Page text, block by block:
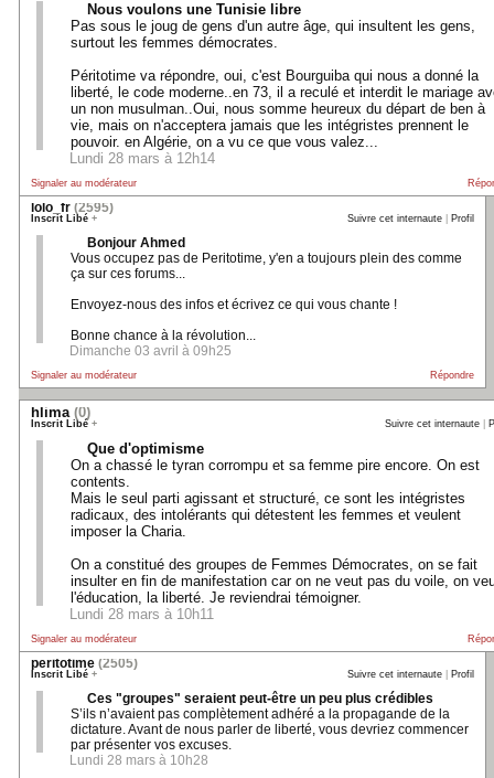
Nous voulons une Tunisie libre
Pas sous le joug de gens d'un autre âge, qui insultent les gens,
surtout les femmes démocrates.
Péritotime va répondre, oui, c'est Bourguiba qui nous a donné la
liberté, le code moderne..en 73, il a reculé et interdit le mariage
un non musulman..Oui, nous somme heureux du départ de ben à
vie, mais on n'acceptera jamais que les intégristes prennent le
pouvoir. en Algérie, on a vu ce que vous valez...
Lundi 28 mars à 12h14
Signaler au modérateur
lolo_fr (2595)
Inscrit Libé + Suivre cet internaute Profil
Bonjour Ahmed
Vous occupez pas de Peritotime, y'en a toujours plein des comme
ça sur ces forums...
Envoyez-nous des infos et écrivez ce qui vous chante !
Bonne chance à la révolution...
Dimanche 03 avril à 09h25
Signaler au modérateur Répondre
hlima(0)
Inscrit Libé + Suivre cet internaute
Que d'optimisme
On a chassé le tyran corrompu et sa femme pire encore. On est
contents.
Mais le seul parti agissant et structuré, ce sont les intégristes
radicaux, des intolérants qui détestent les femmes et veulent
imposer la Charia.
On a constitué des groupes de Femmes Démocrates, on se fait
insulter en fin de manifestation car on ne veut pas du voile, on
l'éducation, la liberté. Je reviendrai témoigner.
Lundi 28 mars à 10h11
Signaler au modérateur
peritotime (2505)
Inscrit Libé + Suivre cet internaute Profil
Ces "groupes" seraient peut-être un peu plus crédibles
S’ils n’avaient pas complètement adhéré a la propagande de la
dictature. Avant de nous parler de liberté, vous devriez commencer
par présenter vos excuses.
Lundi 28 mars à 10h28